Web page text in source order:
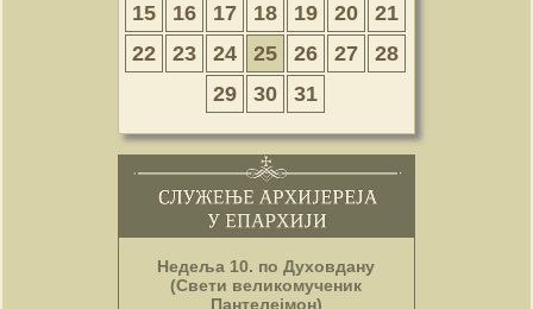
15
16 17 18 19 20
21
22
23 24 25 26 27
28
29
30 31
Недеља 10. по Духовдану
(Свети великомученик
Пантелејмон)